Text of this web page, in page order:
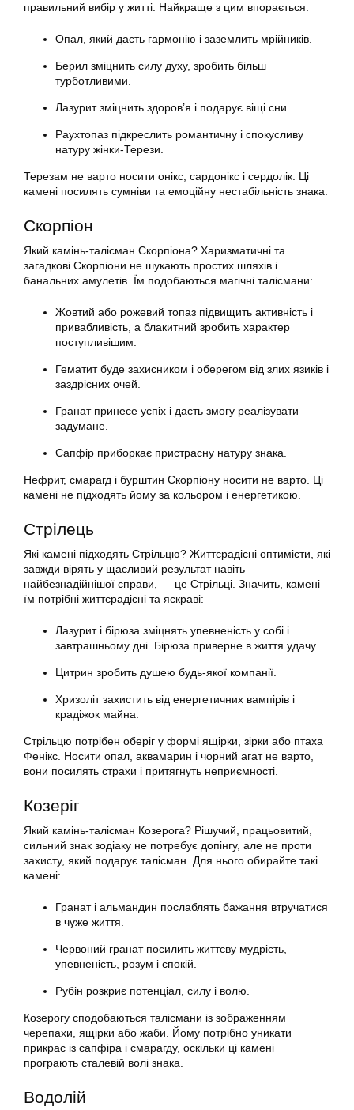
правильний вибір у житті. Найкраще з цим впорається:
Опал, який дасть гармонію і заземлить мрійників.
Берил зміцнить силу духу, зробить більш
турботливими.
Лазурит зміцнить здоров’я і подарує віщі сни.
Раухтопаз підкреслить романтичну і спокусливу
натуру жінки-Терези.
Терезам не варто носити онікс, сардонікс і сердолік. Ці
камені посилять сумніви та емоційну нестабільність знака.
Скорпіон
Який камінь-талісман Скорпіона? Харизматичні та
загадкові Скорпіони не шукають простих шляхів і
банальних амулетів. Їм подобаються магічні талісмани:
Жовтий або рожевий топаз підвищить активність і
привабливість, а блакитний зробить характер
поступливішим.
Гематит буде захисником і оберегом від злих язиків і
заздрісних очей.
Гранат принесе успіх і дасть змогу реалізувати
задумане.
Сапфір приборкає пристрасну натуру знака.
Нефрит, смарагд і бурштин Скорпіону носити не варто. Ці
камені не підходять йому за кольором і енергетикою.
Стрілець
Які камені підходять Стрільцю? Життєрадісні оптимісти, які
завжди вірять у щасливий результат навіть
найбезнадійнішої справи, — це Стрільці. Значить, камені
їм потрібні життєрадісні та яскраві:
Лазурит і бірюза зміцнять упевненість у собі і
завтрашньому дні. Бірюза приверне в життя удачу.
Цитрин зробить душею будь-якої компанії.
Хризоліт захистить від енергетичних вампірів і
крадіжок майна.
Стрільцю потрібен оберіг у формі ящірки, зірки або птаха
Фенікс. Носити опал, аквамарин і чорний агат не варто,
вони посилять страхи і притягнуть неприємності.
Козеріг
Який камінь-талісман Козерога? Рішучий, працьовитий,
сильний знак зодіаку не потребує допінгу, але не проти
захисту, який подарує талісман. Для нього обирайте такі
камені:
Гранат і альмандин послаблять бажання втручатися
в чуже життя.
Червоний гранат посилить життєву мудрість,
упевненість, розум і спокій.
Рубін розкриє потенціал, силу і волю.
Козерогу сподобаються талісмани із зображенням
черепахи, ящірки або жаби. Йому потрібно уникати
прикрас із сапфіра і смарагду, оскільки ці камені
програють сталевій волі знака.
Водолій